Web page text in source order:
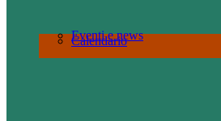
Calendario
Eventi e news